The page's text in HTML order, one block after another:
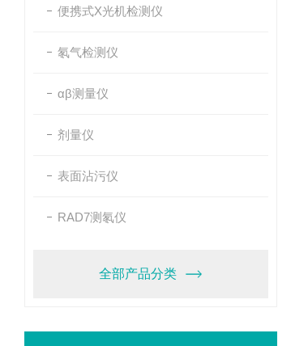
便携式X光机检测仪
氡气检测仪
αβ测量仪
剂量仪
表面沾污仪
RAD7测氡仪
全部产品分类